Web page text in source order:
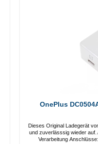
OnePlus
Dieses Original Ladegerät
und zuverlässsig wieder auf. Adapter Original
Verarbeitung